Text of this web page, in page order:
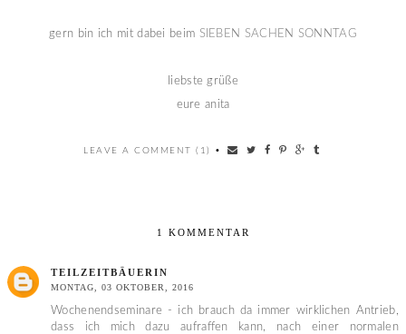
gern bin ich mit dabei beim SIEBEN SACHEN SONNTAG
liebste grüße
eure anita
LEAVE A COMMENT (1) •
1 KOMMENTAR
TEILZEITBÄUERIN
MONTAG, 03 OKTOBER, 2016
Wochenendseminare - ich brauch da immer wirklichen Antrieb,
dass ich mich dazu aufraffen kann, nach einer normalen